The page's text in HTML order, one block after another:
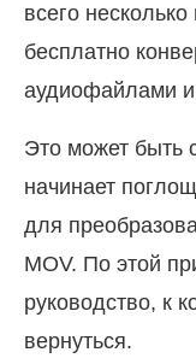
всего
бесплатно
аудиофайлами
Это может быть
начинает
для
MOV. По этой
руководство, к
вернуться.